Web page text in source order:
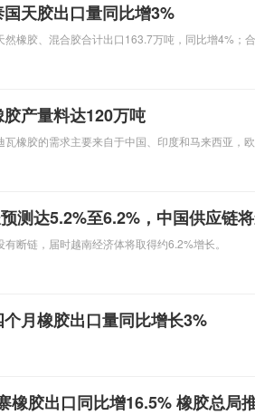
天胶出口量同比增3%
然橡胶、混合胶合计出口163.7万吨，同比增4%；
产量料达120万吨
瓦橡胶的需求主要来自于中国、印度和马来西亚，
测达5.2%至6.2%，中国供应链
断链，届时越南经济体将取得约6.2%增长。
月橡胶出口量同比增长3%
橡胶出口同比增16.5% 橡胶总局